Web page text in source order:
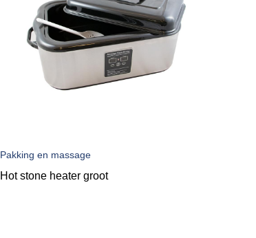
Pakking en massage
Hot stone heater groot